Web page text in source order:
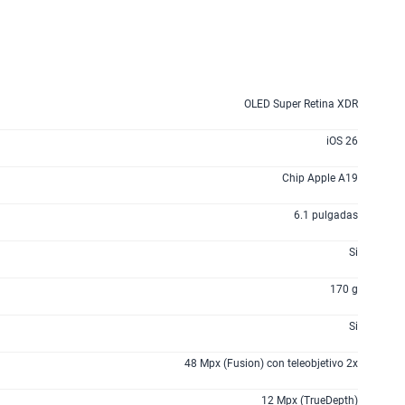
OLED Super Retina XDR
iOS 26
Chip Apple A19
6.1 pulgadas
Si
170 g
Si
48 Mpx (Fusion) con teleobjetivo 2x
12 Mpx (TrueDepth)